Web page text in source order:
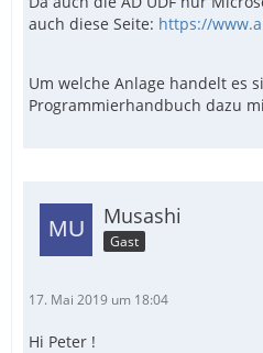
auch diese Seite: https://
Um welche Anlage handelt es
Programmierhandbuch dazu
Musashi
Gast
17. Mai 2019 um 18:04
Hi Peter !